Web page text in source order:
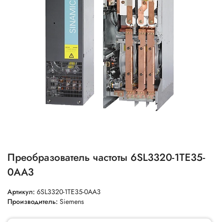
Преобразователь частоты 6SL3320-1TE35-
0AA3
Артикул: 6SL3320-1TE35-0AA3
Производитель: Siemens